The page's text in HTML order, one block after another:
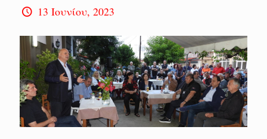
13 Ιουνίου, 2023